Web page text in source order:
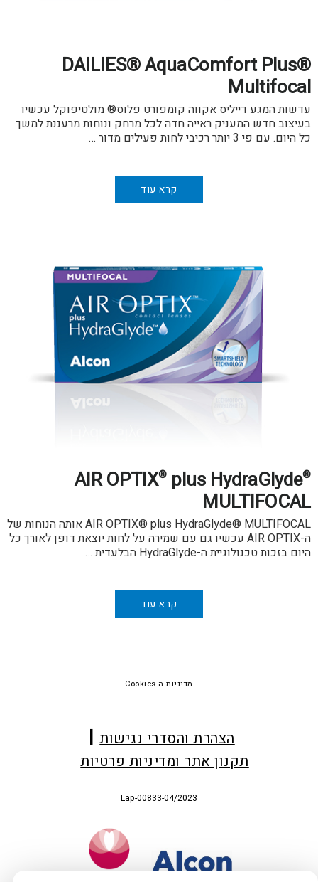
DAILIES® AquaComfort Plus®
Multifocal
עדשות המגע דייליס אקווה קומפורט פלוס® מולטיפוקל עכשיו
בעיצוב חדש המעניק ראייה חדה לכל מרחק ונוחות מרעננת למשך
כל היום. עם פי 3 יותר רכיבי לחות פעילים מדור …
קרא עוד
AIR OPTIX® plus HydraGlyde®
MULTIFOCAL
AIR OPTIX® plus HydraGlyde® MULTIFOCAL אותה הנוחות של
ה-AIR OPTIX עכשיו גם עם שמירה על לחות יוצאת דופן לאורך כל
היום בזכות טכנולוגיית ה-HydraGlyde הבלעדית …
קרא עוד
הצהרת והסדרי נגישות
תקנון אתר ומדיניות פרטיות
Lap-00833-04/2023
מדיניות ה-Cookies